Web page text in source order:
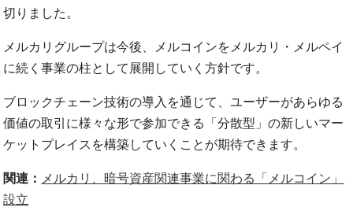
切りました。
メルカリグループは今後、メルコインをメルカリ・メルペイ
に続く事業の柱として展開していく方針です。
ブロックチェーン技術の導入を通じて、ユーザーがあらゆる
価値の取引に様々な形で参加できる「分散型」の新しいマー
ケットプレイスを構築していくことが期待できます。
関連： メルカリ、暗号資産関連事業に関わる「メルコイン」
設立